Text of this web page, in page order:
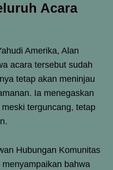
Acara
Amerika, Alan
acara tersebut sudah
tetap akan meninjau
Ia menegaskan
terguncang, tetap
Hubungan Komunitas
bahwa